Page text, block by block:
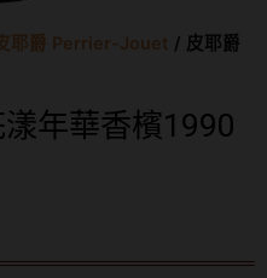
耶爵 Perrier-Jouet / 皮耶爵
年華香檳1990